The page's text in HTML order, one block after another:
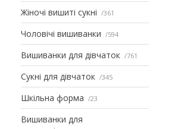
Жіночі вишиті сукні 361
Чоловічі вишиванки 594
Вишиванки для дівчаток 761
Сукні для дівчаток 345
Шкільна форма 23
Вишиванки для